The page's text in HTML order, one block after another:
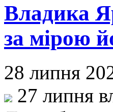
Владика
за мірою
28 липня
27 липня